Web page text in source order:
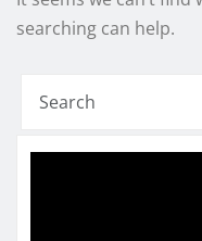
searching can help.